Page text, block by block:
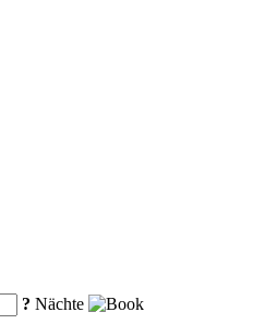
? Nächte